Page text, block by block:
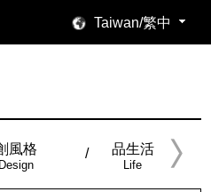
Taiwan/繁中
風格
Design
品生活
Life